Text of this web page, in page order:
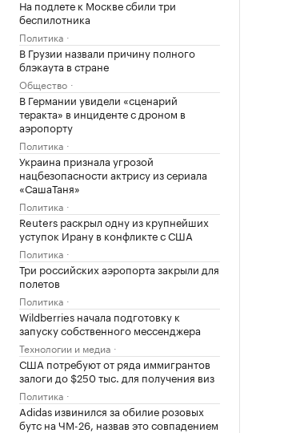
На подлете к Москве сбили три
беспилотника
Политика
В Грузии назвали причину полного
блэкаута в стране
Общество
В Германии увидели «сценарий
теракта» в инциденте с дроном в
аэропорту
Политика
Украина признала угрозой
нацбезопасности актрису из сериала
«СашаТаня»
Политика
Reuters раскрыл одну из крупнейших
уступок Ирану в конфликте с США
Политика
Три российских аэропорта закрыли для
полетов
Политика
Wildberries начала подготовку к
запуску собственного мессенджера
Технологии и медиа
США потребуют от ряда иммигрантов
залоги до $250 тыс. для получения виз
Политика
Adidas извинился за обилие розовых
бутс на ЧМ-26, назвав это совпадением